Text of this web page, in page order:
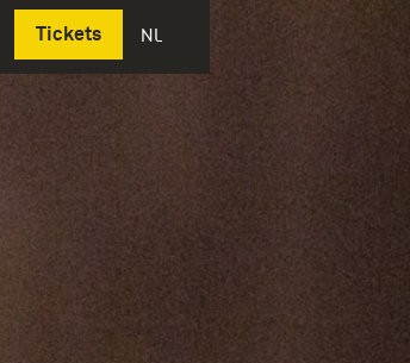
Tickets NL
Deutsch